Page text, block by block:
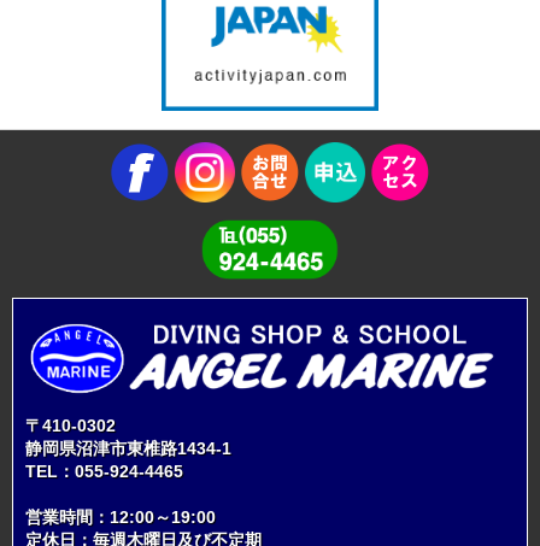
〒410-0302
静岡県沼津市東椎路1434-1
TEL： 055-924-4465
営業時間：12:00～19:00
定休日：毎週木曜日及び不定期